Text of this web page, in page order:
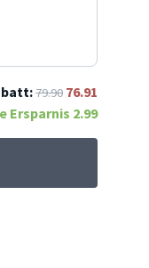
79.90 76.91
Ersparnis 2.99